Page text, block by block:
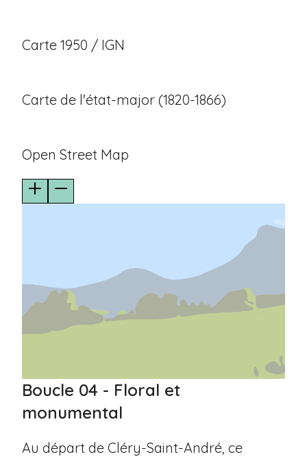
Carte 1950 / IGN
Carte de l'état-major (1820-1866)
Open Street Map
Boucle 04 - Floral et
monumental
Au départ de Cléry-Saint-André, ce